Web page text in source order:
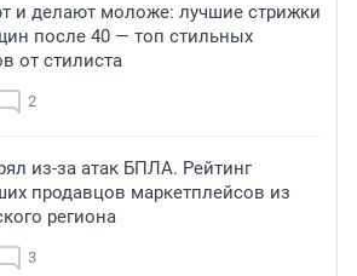
и делают моложе: лучшие стрижки
после 40 — топ стильных
от стилиста
2
из-за атак БПЛА. Рейтинг
продавцов маркетплейсов из
региона
3